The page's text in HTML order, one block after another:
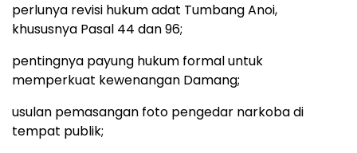
perlunya revisi hukum adat Tumbang Anoi,
khususnya Pasal 44 dan 96;
pentingnya payung hukum formal untuk
memperkuat kewenangan Damang;
usulan pemasangan foto pengedar narkoba di
tempat publik;